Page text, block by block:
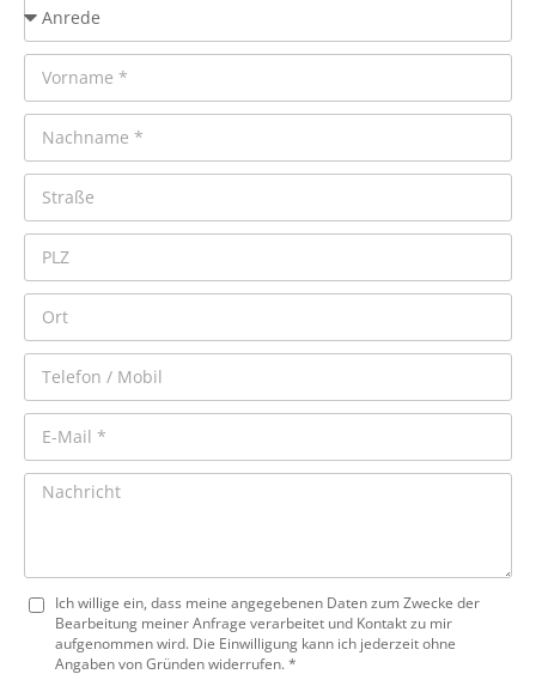
Ich willige ein, dass meine angegebenen Daten zum Zwecke der
Bearbeitung meiner Anfrage verarbeitet und Kontakt zu mir
aufgenommen wird. Die Einwilligung kann ich jederzeit ohne
Angaben von Gründen widerrufen. *